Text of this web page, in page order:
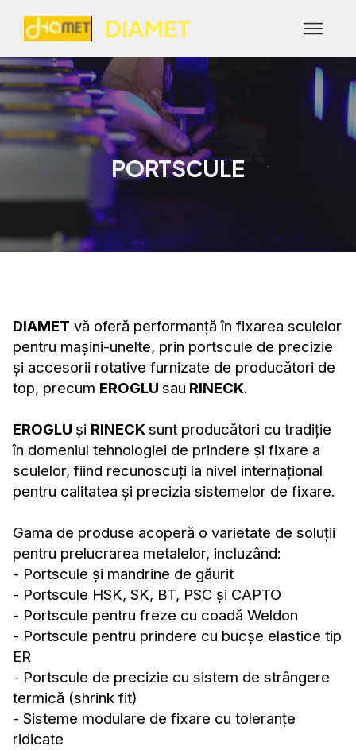
DIAMET
PORTSCULE
DIAMET vă oferă performanță în fixarea sculelor
pentru mașini-unelte, prin portscule de precizie
și accesorii rotative furnizate de producători de
top, precum EROGLU sau RINECK.
EROGLU și RINECKsunt producători cu tradiție
în domeniul tehnologiei de prindere și fixare a
sculelor, fiind recunoscuți la nivel internațional
pentru calitatea și precizia sistemelor de fixare.
Gama de produse acoperă o varietate de soluții
pentru prelucrarea metalelor, incluzând:
- Portscule și mandrine de găurit
- Portscule HSK, SK, BT, PSC și CAPTO
- Portscule pentru freze cu coadă Weldon
- Portscule pentru prindere cu bucșe elastice tip
ER
- Portscule de precizie cu sistem de strângere
termică (shrink fit)
- Sisteme modulare de fixare cu toleranțe
ridicate